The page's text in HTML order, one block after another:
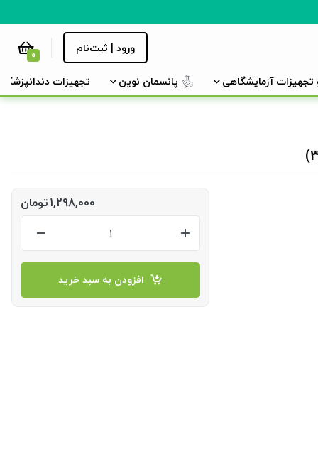
ورود | ثبت‌نام 0
تجهیزات آزمایشگاهی پانسمان نوین تجهیزات دندانپزشکی
1,298,000تومان
افزودن به سبد خرید